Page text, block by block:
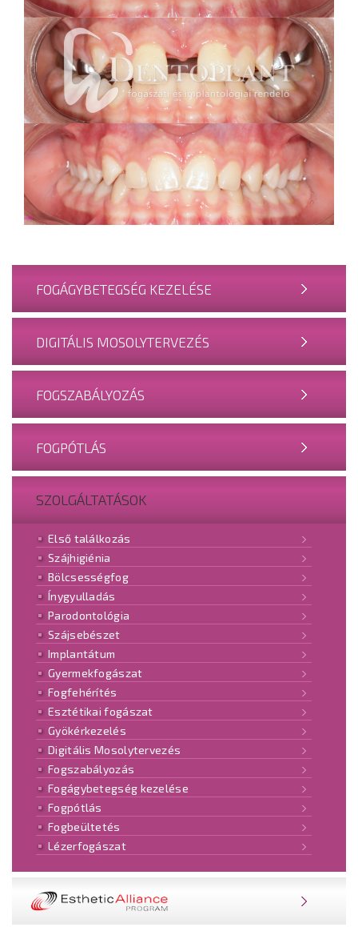
FOGÁGYBETEGSÉG KEZELÉSE
DIGITÁLIS MOSOLYTERVEZÉS
FOGSZABÁLYOZÁS
FOGPÓTLÁS
SZOLGÁLTATÁSOK
Első találkozás
Szájhigiénia
Bölcsességfog
Ínygyulladás
Parodontológia
Szájsebészet
Implantátum
Gyermekfogászat
Fogfehérítés
Esztétikai fogászat
Gyökérkezelés
Digitális Mosolytervezés
Fogszabályozás
Fogágybetegség kezelése
Fogpótlás
Fogbeültetés
Lézerfogászat
NOBEL ESTHETIC ALLIANCE® PROGRAM